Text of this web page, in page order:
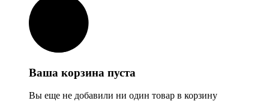
Ваша корзина пуста
Вы еще не добавили ни один товар в корзину